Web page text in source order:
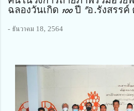
ฉลองวันเกิด 100 ปี "อ.รังสรร
- ธันวาคม 18, 2564